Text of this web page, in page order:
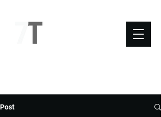
Post